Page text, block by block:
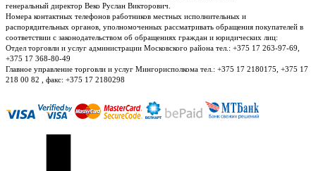
генеральный директор Веко Руслан Викторович.
Номера контактных телефонов работников местных исполнительных и
распорядительных органов, уполномоченных рассматривать обращения покупателей в
соответствии с законодательством об обращениях граждан и юридических лиц:
Отдел торговли и услуг администрации Московского района тел.: +375 17 263-97-69,
+375 17 368-80-49
Главное управление торговли и услуг Мингорисполкома тел.: +375 17 2180175, +375 17
218 00 82 , факс: +375 17 2180298